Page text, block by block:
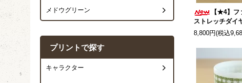
【★4】フ
ストレッチダイ
8,800円(税込
メドウグリーン
プリントで探す
キャラクター